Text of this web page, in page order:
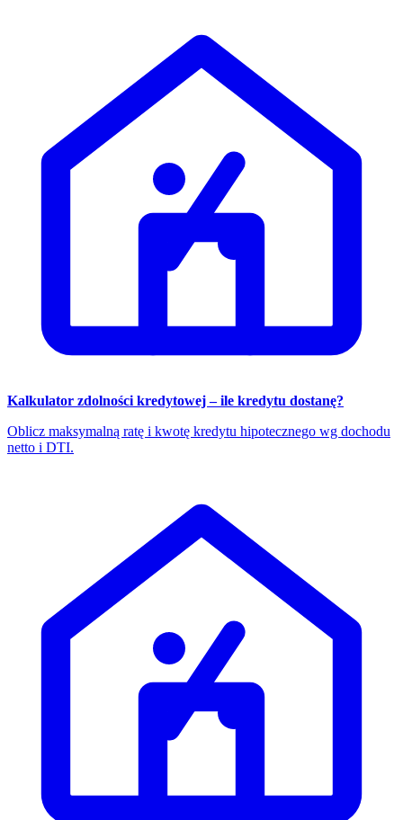
Kalkulator zdolności kredytowej – ile kredytu dostanę?
Oblicz maksymalną ratę i kwotę kredytu hipotecznego wg dochodu
netto i DTI.